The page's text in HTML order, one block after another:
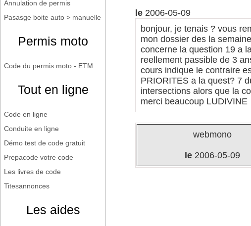
Annulation de permis
Pasasge boite auto > manuelle
Permis moto
Code du permis moto - ETM
Tout en ligne
Code en ligne
Conduite en ligne
Démo test de code gratuit
Prepacode votre code
Les livres de code
Titesannonces
Les aides
le2006-05-09
bonjour, je tenais ? vous
mon dossier des la
concerne la question 19 a
reellement passible de 3
cours indique le contraire
PRIORITES a la quest? 7
intersections alors que la
merci beaucoup LUDIVINE
webmono
le 2006-05-09